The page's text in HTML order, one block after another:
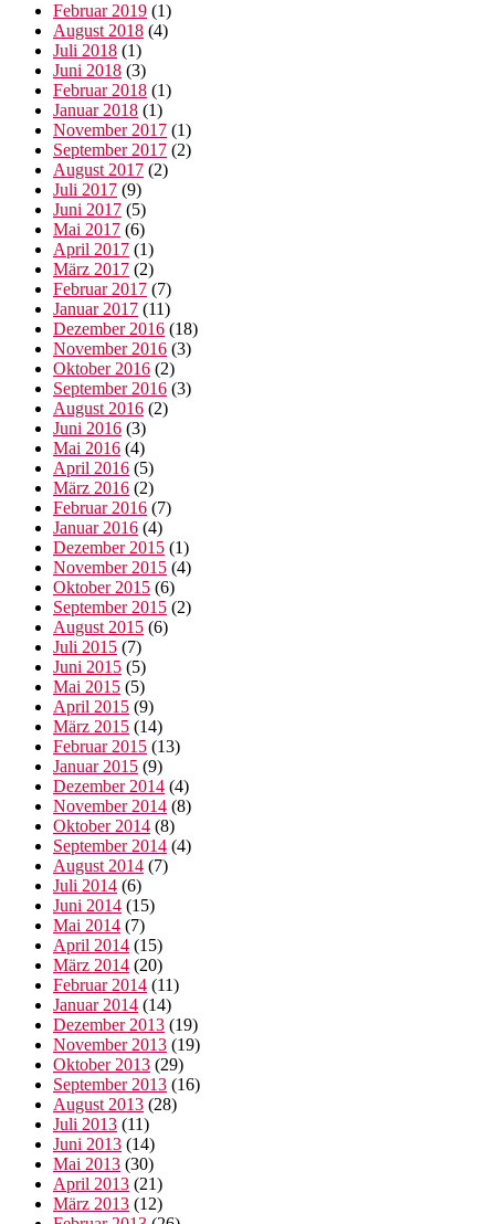
Februar 2019 (1)
August 2018 (4)
Juli 2018 (1)
Juni 2018 (3)
Februar 2018 (1)
Januar 2018 (1)
November 2017 (1)
September 2017 (2)
August 2017 (2)
Juli 2017 (9)
Juni 2017 (5)
Mai 2017 (6)
April 2017 (1)
März 2017 (2)
Februar 2017 (7)
Januar 2017 (11)
Dezember 2016 (18)
November 2016 (3)
Oktober 2016 (2)
September 2016 (3)
August 2016 (2)
Juni 2016 (3)
Mai 2016 (4)
April 2016 (5)
März 2016 (2)
Februar 2016 (7)
Januar 2016 (4)
Dezember 2015 (1)
November 2015 (4)
Oktober 2015 (6)
September 2015 (2)
August 2015 (6)
Juli 2015 (7)
Juni 2015 (5)
Mai 2015 (5)
April 2015 (9)
März 2015 (14)
Februar 2015 (13)
Januar 2015 (9)
Dezember 2014 (4)
November 2014 (8)
Oktober 2014 (8)
September 2014 (4)
August 2014 (7)
Juli 2014 (6)
Juni 2014 (15)
Mai 2014 (7)
April 2014 (15)
März 2014 (20)
Februar 2014 (11)
Januar 2014 (14)
Dezember 2013 (19)
November 2013 (19)
Oktober 2013 (29)
September 2013 (16)
August 2013 (28)
Juli 2013 (11)
Juni 2013 (14)
Mai 2013 (30)
April 2013 (21)
März 2013 (12)